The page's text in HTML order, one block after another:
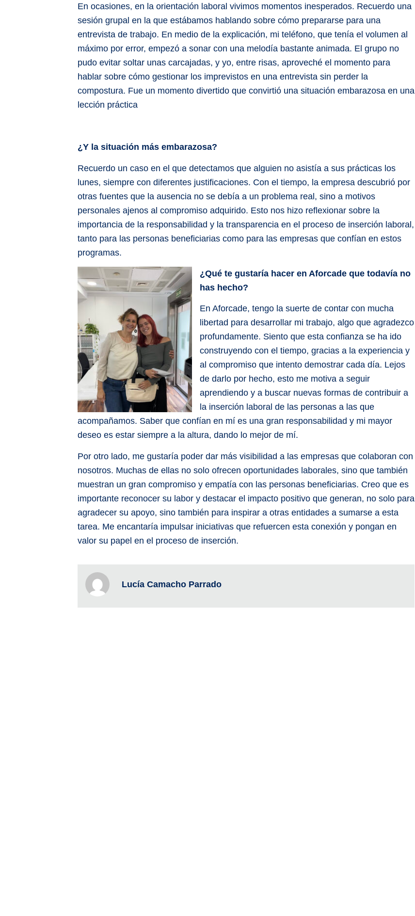
En ocasiones, en la orientación laboral vivimos momentos inesperados. Recuerdo una
sesión grupal en la que estábamos hablando sobre cómo prepararse para una
entrevista de trabajo. En medio de la explicación, mi teléfono, que tenía el volumen al
máximo por error, empezó a sonar con una melodía bastante animada. El grupo no
pudo evitar soltar unas carcajadas, y yo, entre risas, aproveché el momento para
hablar sobre cómo gestionar los imprevistos en una entrevista sin perder la
compostura. Fue un momento divertido que convirtió una situación embarazosa en una
lección práctica
¿Y la situación más embarazosa?
Recuerdo un caso en el que detectamos que alguien no asistía a sus prácticas los
lunes, siempre con diferentes justificaciones. Con el tiempo, la empresa descubrió por
otras fuentes que la ausencia no se debía a un problema real, sino a motivos
personales ajenos al compromiso adquirido. Esto nos hizo reflexionar sobre la
importancia de la responsabilidad y la transparencia en el proceso de inserción laboral,
tanto para las personas beneficiarias como para las empresas que confían en estos
programas.
¿Qué te gustaría hacer en Aforcade que todavía no
has hecho?
En Aforcade, tengo la suerte de contar con mucha
libertad para desarrollar mi trabajo, algo que agradezco
profundamente. Siento que esta confianza se ha ido
construyendo con el tiempo, gracias a la experiencia y
al compromiso que intento demostrar cada día. Lejos
de darlo por hecho, esto me motiva a seguir
aprendiendo y a buscar nuevas formas de contribuir a
la inserción laboral de las personas a las que
acompañamos. Saber que confían en mí es una gran responsabilidad y mi mayor
deseo es estar siempre a la altura, dando lo mejor de mí.
Por otro lado, me gustaría poder dar más visibilidad a las empresas que colaboran con
nosotros. Muchas de ellas no solo ofrecen oportunidades laborales, sino que también
muestran un gran compromiso y empatía con las personas beneficiarias. Creo que es
importante reconocer su labor y destacar el impacto positivo que generan, no solo para
agradecer su apoyo, sino también para inspirar a otras entidades a sumarse a esta
tarea. Me encantaría impulsar iniciativas que refuercen esta conexión y pongan en
valor su papel en el proceso de inserción.
Lucía Camacho Parrado